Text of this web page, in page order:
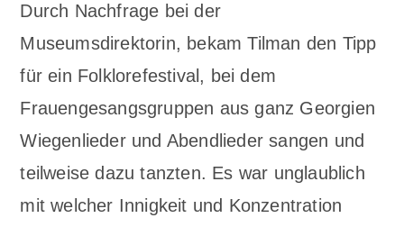
Durch Nachfrage bei der
Museumsdirektorin, bekam Tilman den Tipp
für ein Folklorefestival, bei dem
Frauengesangsgruppen aus ganz Georgien
Wiegenlieder und Abendlieder sangen und
teilweise dazu tanzten. Es war unglaublich
mit welcher Innigkeit und Konzentration